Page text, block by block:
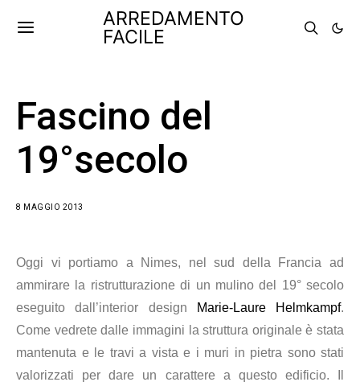
ARREDAMENTO
FACILE
Fascino del
19°secolo
8 MAGGIO 2013
Oggi vi portiamo a Nimes, nel sud della Francia ad
ammirare la ristrutturazione di un mulino del 19° secolo
eseguito dall’interior design
Marie-Laure Helmkampf.
Come vedrete dalle immagini la struttura originale è stata
mantenuta e le travi a vista e i muri in pietra sono stati
valorizzati per dare un carattere a questo edificio. Il